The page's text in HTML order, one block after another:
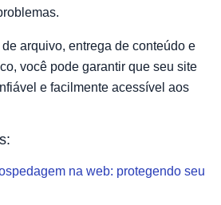
arquivo, entrega de conteúdo e
você pode garantir que seu site
e facilmente acessível aos
na web: protegendo seu